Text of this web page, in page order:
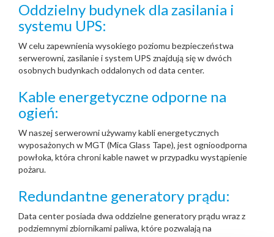
Oddzielny budynek dla zasilania i
systemu UPS:
W celu zapewnienia wysokiego poziomu bezpieczeństwa
serwerowni, zasilanie i system UPS znajdują się w dwóch
osobnych budynkach oddalonych od data center.
Kable energetyczne odporne na
ogień:
W naszej serwerowni używamy kabli energetycznych
wyposażonych w MGT (Mica Glass Tape), jest ognioodporna
powłoka, która chroni kable nawet w przypadku wystąpienie
pożaru.
Redundantne generatory prądu:
Data center posiada dwa oddzielne generatory prądu wraz z
podziemnymi zbiornikami paliwa, które pozwalają na